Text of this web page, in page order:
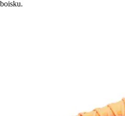
boisku.